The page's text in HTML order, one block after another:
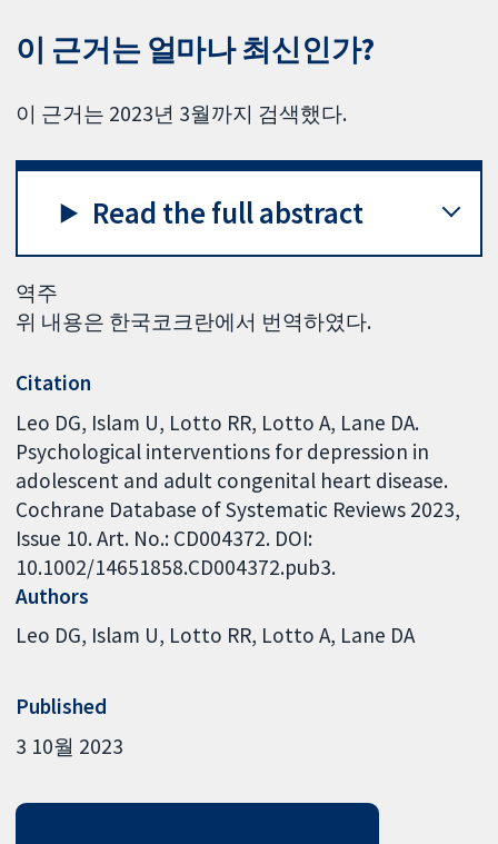
이 근거는 얼마나 최신인가?
이 근거는 2023년 3월까지 검색했다.
Read the full abstract
역주
위 내용은 한국코크란에서 번역하였다.
Citation
Leo DG, Islam U, Lotto RR, Lotto A, Lane DA.
Psychological interventions for depression in
adolescent and adult congenital heart disease.
Cochrane Database of Systematic Reviews 2023,
Issue 10. Art. No.: CD004372. DOI:
10.1002/14651858.CD004372.pub3.
Authors
Leo DG Islam U Lotto RR Lotto A Lane DA
Published
3 10월 2023